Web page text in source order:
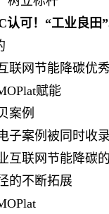
认可！“工业良田
联网节能降碳优
赋能
案例
子案例被同时收录
互联网节能降碳
的不断拓展